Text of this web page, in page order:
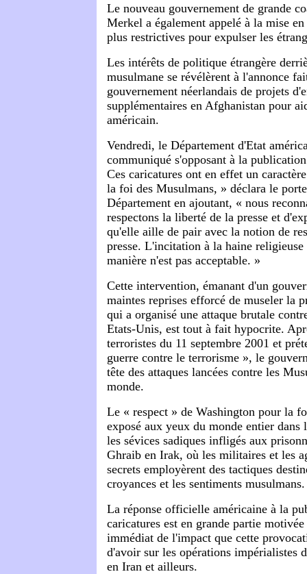
Le nouveau gouvernement de grande
Merkel a également appelé à la mise
plus restrictives pour expulser les
Les intérêts de politique étrangère
musulmane se révélèrent à l'annonce
gouvernement néerlandais de projets
supplémentaires en Afghanistan pour
américain.
Vendredi, le Département d'Etat
communiqué s'opposant à la
Ces caricatures ont en effet un
la foi des Musulmans, » déclara le
Département en ajoutant, « nous
respectons la liberté de la presse et
qu'elle aille de pair avec la notion de
presse. L'incitation à la haine religieuse
manière n'est pas acceptable. »
Cette intervention, émanant d'un
maintes reprises efforcé de museler la
qui a organisé une attaque brutale
Etats-Unis, est tout à fait hypocrite.
terroristes du 11 septembre 2001 et
guerre contre le terrorisme », le
tête des attaques lancées contre les
monde.
Le « respect » de Washington pour la
exposé aux yeux du monde entier dans
les sévices sadiques infligés aux
Ghraib en Irak, où les militaires et les
secrets employèrent des tactiques
croyances et les sentiments musulmans.
La réponse officielle américaine à la
caricatures est en grande partie
immédiat de l'impact que cette
d'avoir sur les opérations impérialistes
en Iran et ailleurs.